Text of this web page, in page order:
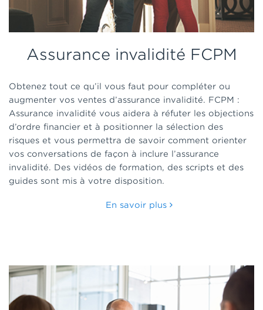
Assurance invalidité FCPM
Obtenez tout ce qu’il vous faut pour compléter ou
augmenter vos ventes d’assurance invalidité. FCPM :
Assurance invalidité vous aidera à réfuter les objections
d’ordre financier et à positionner la sélection des
risques et vous permettra de savoir comment orienter
vos conversations de façon à inclure l’assurance
invalidité. Des vidéos de formation, des scripts et des
guides sont mis à votre disposition.
En savoir plus